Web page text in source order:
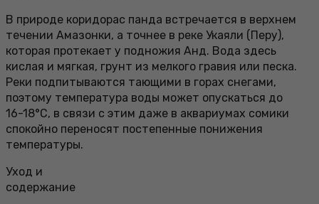
В природе коридорас панда встречается в верхнем
течении Амазонки, а точнее в реке Укаяли (Перу),
которая протекает у подножия Анд. Вода здесь
кислая и мягкая, грунт из мелкого гравия или песка.
Реки подпитываются тающими в горах снегами,
поэтому температура воды может опускаться до
16-18°С, в связи с этим даже в аквариумах сомики
спокойно переносят постепенные понижения
температуры.
Уход и
содержание